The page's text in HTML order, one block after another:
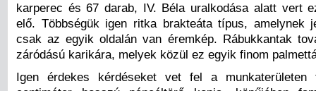
karperec és 67 darab, IV. Béla uralkodása alatt vert
elő. Többségük igen ritka brakteáta típus, amelynek
csak az egyik oldalán van éremkép. Rábukkantak
záródású karikára, melyek közül ez egyik finom
Igen érdekes kérdéseket vet fel a